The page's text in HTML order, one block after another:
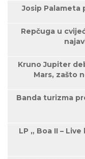
Josip Palameta
Repčuga u
Kruno Jupiter
Mars, zašto
Banda turizma
LP „ Boa II –